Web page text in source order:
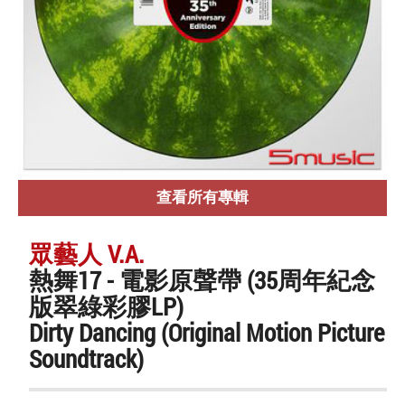
查看所有專輯
眾藝人 V.A.
熱舞17 - 電影原聲帶 (35周年紀念
版翠綠彩膠LP)
Dirty Dancing (Original Motion Picture
Soundtrack)